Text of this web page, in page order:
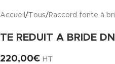
Accueil / Tous/ Raccord fonte à
TE REDUIT A BRIDE
220,00€ HT